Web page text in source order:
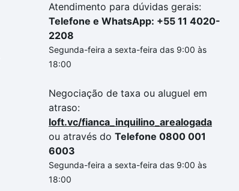
Atendimento para dúvidas gerais:
Telefone e WhatsApp: +55 11 4020-
2208
Segunda-feira a sexta-feira das 9:00 às
18:00
Negociação de taxa ou aluguel em
atraso:
loft.vc/fianca_inquilino_arealogada
ou através do Telefone 0800 001
6003
Segunda-feira a sexta-feira das 9:00 às
18:00